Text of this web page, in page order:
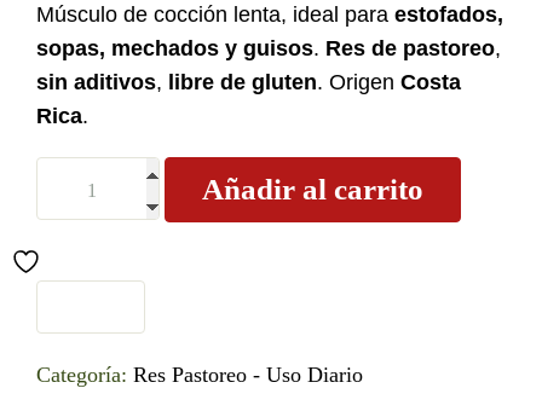
Músculo de cocción lenta, ideal para estofados,
sopas, mechados y guisos. Res de pastoreo,
sin aditivos, libre de gluten. Origen Costa
Rica.
Añadir al carrito
Categoría: Res Pastoreo - Uso Diario